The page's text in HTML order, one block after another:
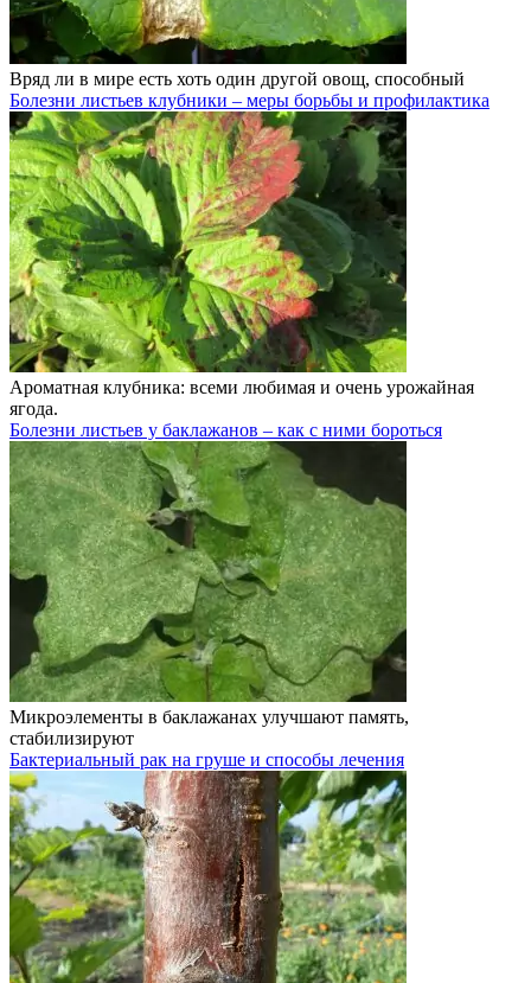
Вряд ли в мире есть хоть один другой овощ, способный
Болезни листьев клубники – меры борьбы и профилактика
Ароматная клубника: всеми любимая и очень урожайная
ягода.
Болезни листьев у баклажанов – как с ними бороться
Микроэлементы в баклажанах улучшают память,
стабилизируют
Бактериальный рак на груше и способы лечения